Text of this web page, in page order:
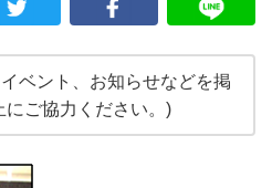
ベント、お知らせなどを掲
ご協力ください。)